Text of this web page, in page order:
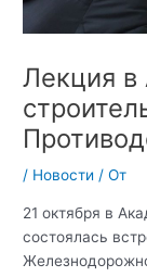
Лекция в
/ Новости / От
21 октября в
состоялась